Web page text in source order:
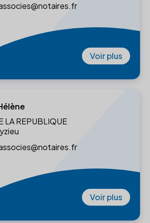
Voir plus
LA REPUBLIQUE
Voir plus